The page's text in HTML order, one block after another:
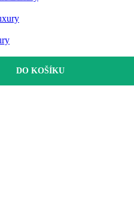
DO KOŠÍKU